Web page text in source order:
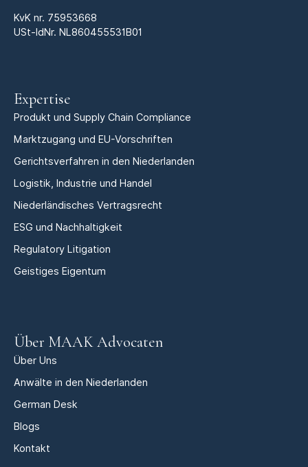
KvK nr. 75953668
USt-IdNr. NL860455531B01
Expertise
Produkt und Supply Chain Compliance
Marktzugang und EU-Vorschriften
Gerichtsverfahren in den Niederlanden
Logistik, Industrie und Handel
Niederländisches Vertragsrecht
ESG und Nachhaltigkeit
Regulatory Litigation
Geistiges Eigentum
Über MAAK Advocaten
Über Uns
Anwälte in den Niederlanden
German Desk
Blogs
Kontakt